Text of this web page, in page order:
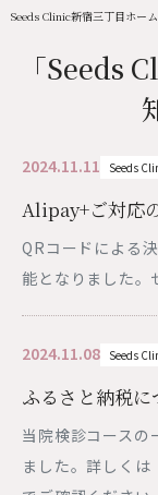
Seeds Clinic新宿三丁目ホーム
「Seeds
2024.11.11 Seeds
Alipay+ご対応
QRコードによる
能となりました
2024.11.08 Seeds
ふるさと納税
当院検診コースの
ました。詳しく
企業健診
ふるさと納税
MRI・CT検査
検診コースに
痛くない乳が
検診のご予約
よくあるご質
アクセス
お問い合わせ
院内見学・資
プライバシー
キャンペ
います。